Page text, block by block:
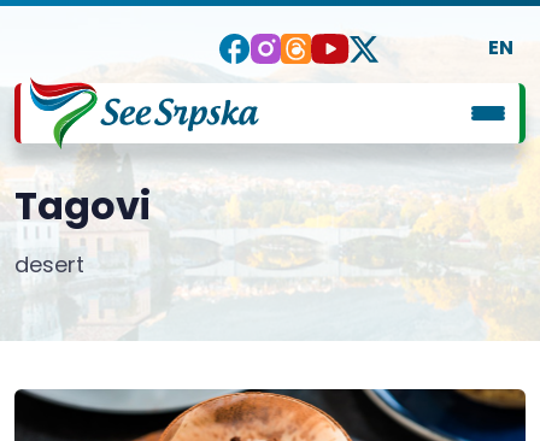
EN
Tagovi
desert